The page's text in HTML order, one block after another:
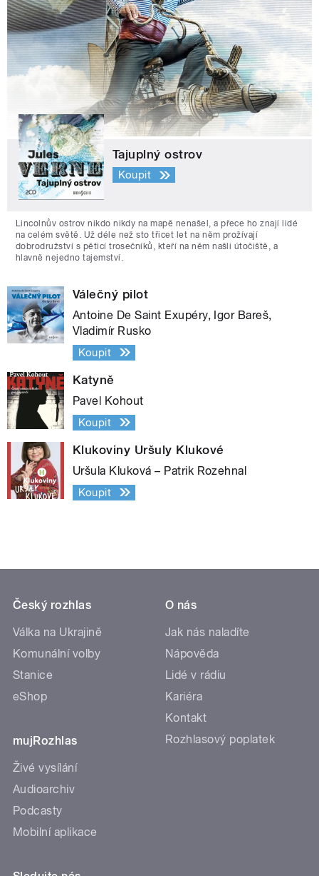
Tajuplný ostrov
Koupit
Lincolnův ostrov nikdo nikdy na mapě nenašel, a přece ho znají lidé
na celém světě. Už déle než sto třicet let na něm prožívají
dobrodružství s pěticí trosečníků, kteří na něm našli útočiště, a
hlavně nejedno tajemství.
Válečný pilot
Antoine De Saint Exupéry, Igor Bareš,
Vladimír Rusko
Koupit
Katyně
Pavel Kohout
Koupit
Klukoviny Uršuly Klukové
Uršula Kluková – Patrik Rozehnal
Koupit
Český rozhlas
Válka na Ukrajině
Komunální volby
Stanice
eShop
mujRozhlas
Živé vysílání
Audioarchiv
Podcasty
Mobilní aplikace
O nás
Jak nás naladíte
Nápověda
Lidé v rádiu
Kariéra
Kontakt
Rozhlasový poplatek